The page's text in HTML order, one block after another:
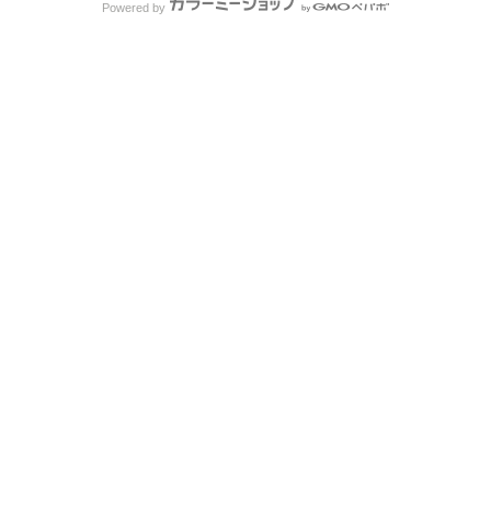
Powered by